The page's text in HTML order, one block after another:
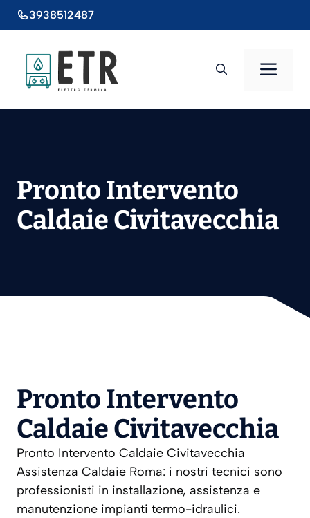
al
3938512487
Pronto Intervento
Caldaie Civitavecchia
Pronto Intervento
Caldaie Civitavecchia
Pronto Intervento Caldaie Civitavecchia
Assistenza Caldaie Roma: i nostri tecnici sono
professionisti in installazione, assistenza e
manutenzione impianti termo-idraulici.